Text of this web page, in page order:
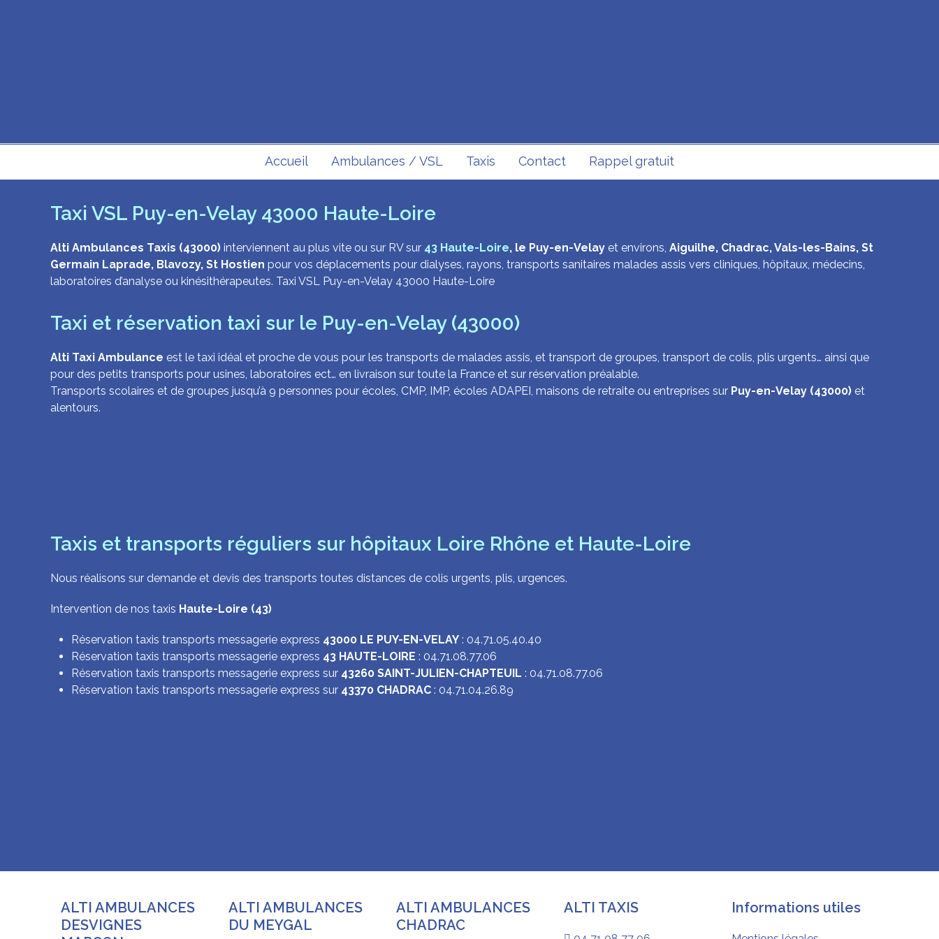
Accueil Ambulances / VSL Taxis Contact Rappel gratuit
Taxi VSL Puy-en-Velay 43000 Haute-Loire
Alti Ambulances Taxis (43000) interviennent au plus vite ou sur RV sur 43 Haute-Loire, le Puy-en-Velay et environs, Aiguilhe, Chadrac, Vals-les-Bains, St
Germain Laprade, Blavozy, St Hostien pour vos déplacements pour dialyses, rayons, transports sanitaires malades assis vers cliniques, hôpitaux, médecins,
laboratoires d’analyse ou kinésithérapeutes. Taxi VSL Puy-en-Velay 43000 Haute-Loire
Taxi et réservation taxi sur le Puy-en-Velay (43000)
Alti Taxi Ambulance est le taxi idéal et proche de vous pour les transports de malades assis, et transport de groupes, transport de colis, plis urgents… ainsi que
pour des petits transports pour usines, laboratoires ect… en livraison sur toute la France et sur réservation préalable.
Transports scolaires et de groupes jusqu’à 9 personnes pour écoles, CMP, IMP, écoles ADAPEI, maisons de retraite ou entreprises sur Puy-en-Velay (43000) et
alentours.
Taxis et transports réguliers sur hôpitaux Loire Rhône et Haute-Loire
Nous réalisons sur demande et devis des transports toutes distances de colis urgents, plis, urgences.
Intervention de nos taxis Haute-Loire (43)
Réservation taxis transports messagerie express 43000 LE PUY-EN-VELAY : 04.71.05.40.40
Réservation taxis transports messagerie express 43 HAUTE-LOIRE : 04.71.08.77.06
Réservation taxis transports messagerie express sur 43260 SAINT-JULIEN-CHAPTEUIL : 04.71.08.77.06
Réservation taxis transports messagerie express sur 43370 CHADRAC : 04.71.04.26.89
ALTI AMBULANCES
DESVIGNES
ALTI AMBULANCES
DU MEYGAL
ALTI AMBULANCES
CHADRAC
ALTI TAXIS Informations utiles